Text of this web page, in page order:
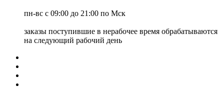
пн-вс с 09:00 до 21:00 по Мск
заказы поступившие в нерабочее время обрабатываются
на следующий рабочий день